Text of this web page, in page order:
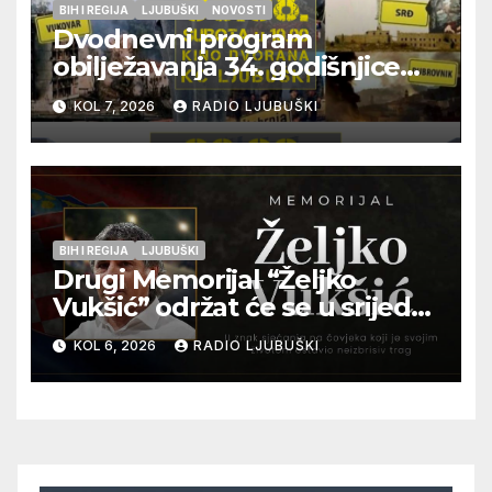
BIH I REGIJA LJUBUŠKI NOVOSTI
Dvodnevni program
obilježavanja 34. godišnjice
pogibije generala Blaža
Kraljevića i osmorice
pripadnika HOS-a
KOL 7, 2026 RADIO LJUBUŠKI
BIH I REGIJA LJUBUŠKI
Drugi Memorijal “Željko
Vukšić” održat će se u srijedu
12. kolovoza u Otoku
KOL 6, 2026 RADIO LJUBUŠKI